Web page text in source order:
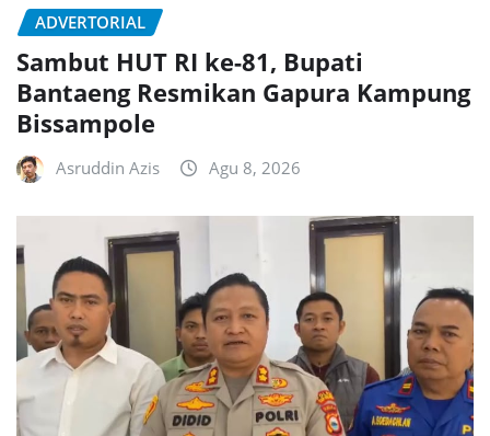
ADVERTORIAL
Sambut HUT RI ke-81, Bupati
Bantaeng Resmikan Gapura Kampung
Bissampole
Asruddin Azis Agu 8, 2026